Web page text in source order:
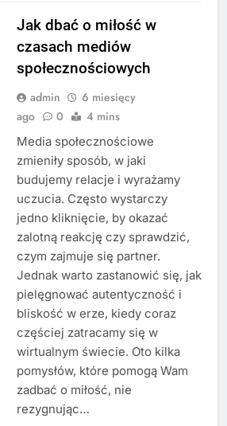
Jak dbać o miłość w
czasach mediów
społecznościowych
admin
6 miesięcy
ago
0 4 mins
Media społecznościowe
zmieniły sposób, w jaki
budujemy relacje i wyrażamy
uczucia. Często wystarczy
jedno kliknięcie, by okazać
zalotną reakcję czy sprawdzić,
czym zajmuje się partner.
Jednak warto zastanowić się, jak
pielęgnować autentyczność i
bliskość w erze, kiedy coraz
częściej zatracamy się w
wirtualnym świecie. Oto kilka
pomysłów, które pomogą Wam
zadbać o miłość, nie
rezygnując…